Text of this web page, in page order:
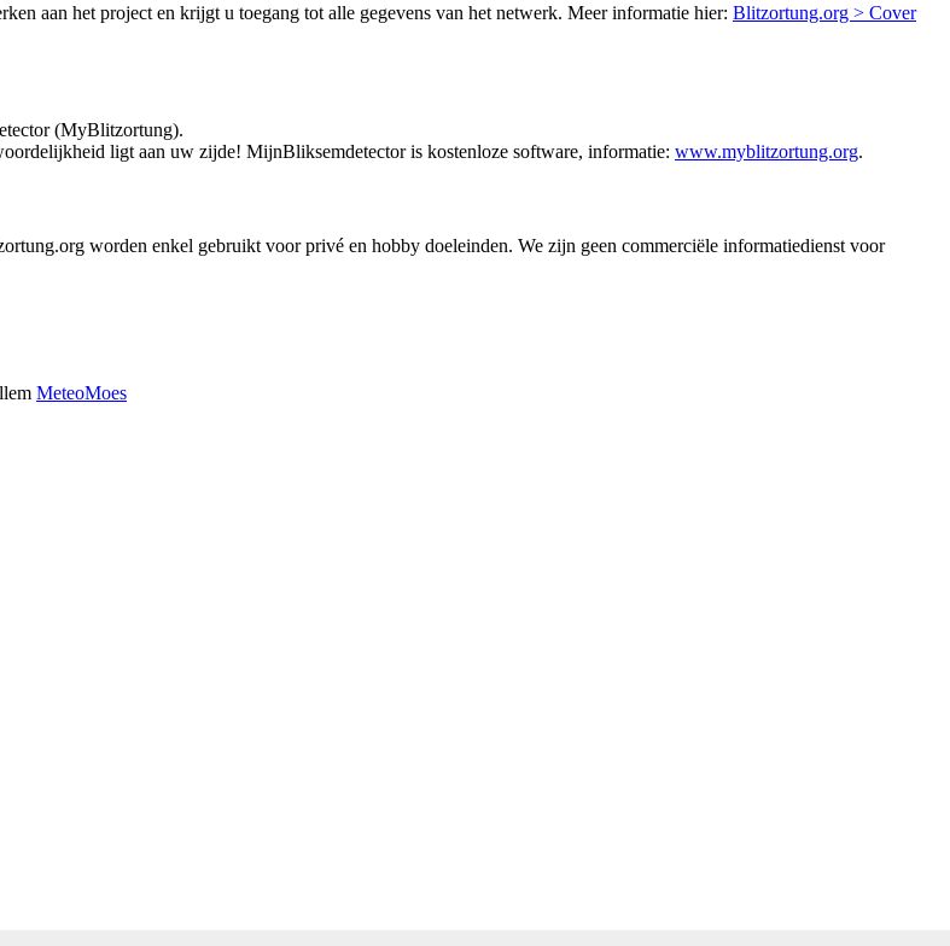
aan het project en krijgt u toegang tot alle gegevens van het netwerk. Meer informatie hier: Blitzortung.org > Cover
(MyBlitzortung).
ligt aan uw zijde! MijnBliksemdetectoris kostenloze software, informatie: www.myblitzortung.org.
worden enkel gebruikt voor privé en hobby doeleinden. We zijn geen commerciële informatiedienst voor
MeteoMoes